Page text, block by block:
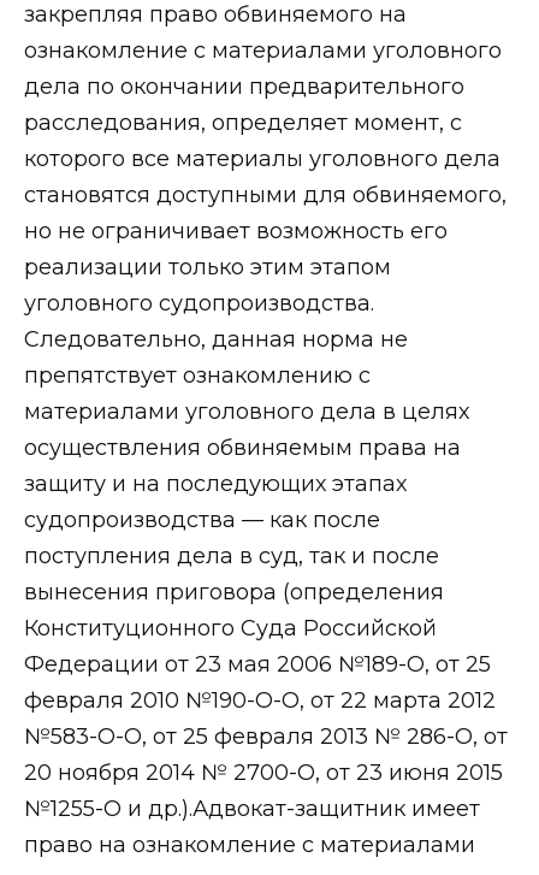
закрепляя право обвиняемого на
ознакомление с материалами уголовного
дела по окончании предварительного
расследования, определяет момент, с
которого все материалы уголовного дела
становятся доступными для обвиняемого,
но не ограничивает возможность его
реализации только этим этапом
уголовного судопроизводства.
Следовательно, данная норма не
препятствует ознакомлению с
материалами уголовного дела в целях
осуществления обвиняемым права на
защиту и на последующих этапах
судопроизводства — как после
поступления дела в суд, так и после
вынесения приговора (определения
Конституционного Суда Российской
Федерации от 23 мая 2006 №189-О, от 25
февраля 2010 №190-О-О, от 22 марта 2012
№583-О-О, от 25 февраля 2013 № 286-О, от
20 ноября 2014 № 2700-О, от 23 июня 2015
№1255-О и др.).Адвокат-защитник имеет
право на ознакомление с материалами